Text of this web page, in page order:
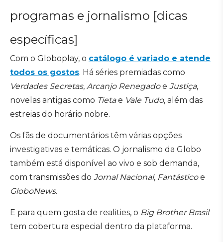
programas e jornalismo [dicas
específicas]
Com o Globoplay, o catálogo é variado e atende
todos os gostos. Há séries premiadas como
Verdades Secretas, Arcanjo Renegadoe Justiça,
novelas antigas como Tietae Vale Tudo, além das
estreias do horário nobre.
Os fãs de documentários têm várias opções
investigativas e temáticas. O jornalismo da Globo
também está disponível ao vivo e sob demanda,
com transmissões do Jornal Nacional, Fantásticoe
GloboNews.
E para quem gosta de realities, o Big Brother Brasil
tem cobertura especial dentro da plataforma.